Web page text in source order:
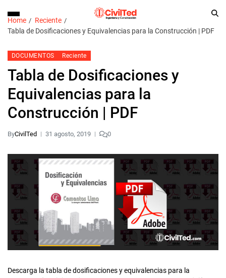
Home
Reciente
Tabla de Dosificaciones y Equivalencias para la Construcción | PDF
DOCUMENTOS Reciente
Tabla de Dosificaciones y
Equivalencias para la
Construcción | PDF
ByCivilTed 31 agosto, 2019 0
Descarga la tabla de dosificaciones y equivalencias para la